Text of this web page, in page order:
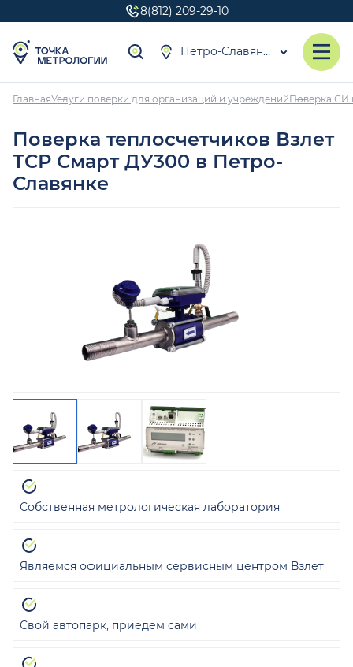
8(812) 209-29-10
Петро-Славянка
ГлавнаяУслуги поверки для организаций и учрежденийПоверка СИ
Поверка теплосчетчиков Взлет
ТСР Смарт ДУ300 в Петро-
Славянке
Собственная метрологическая лаборатория
Являемся официальным сервисным центром Взлет
Свой автопарк, приедем сами